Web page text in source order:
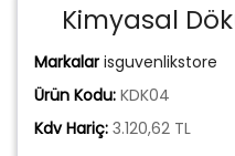
Kimyasal
Markalar isguvenlikstore
Ürün Kodu: KDK04
Kdv Hariç: 3.120,62 TL